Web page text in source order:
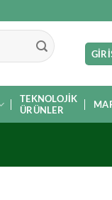
TEKNOLOJIK
ÜRÜNLER